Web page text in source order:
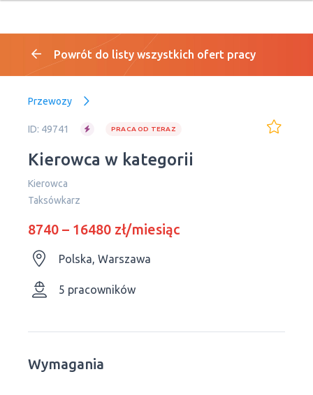
Powrót do listy wszystkich ofert pracy
Przewozy
ID: 49741 PRACA OD TERAZ
Kierowca w kategorii
Kierowca
Taksówkarz
8740 – 16480 zł/miesiąc
Polska, Warszawa
5 pracowników
Wymagania